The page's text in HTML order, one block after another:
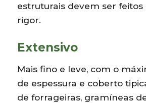
estruturais devem ser
rigor.
Extensivo
Mais fino e leve, com o
de espessura e coberto
de forrageiras, gramíneas